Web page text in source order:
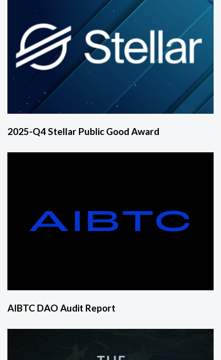
2025-Q4 Stellar Public Good Award
AIBTC DAO Audit Report